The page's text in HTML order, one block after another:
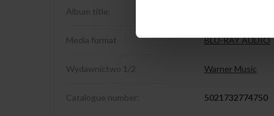
Album title:
Media format BLU-RAY AUDIO
Wydawnictwo 1/2 Warner Music
Catalogue number: 5021732774750